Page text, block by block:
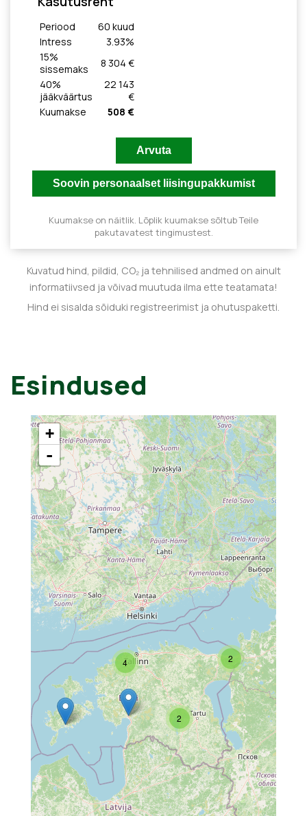
Periood 60 kuud
Intress
3.93%
15%
sissemaks
8 304 €
40%
jääkväärtus
22 143
€
Kuumakse
508 €
Kuumakse on näitlik. Lõplik kuumakse sõltub Teile
pakutavatest tingimustest.
Kuvatud hind, pildid, CO₂ ja tehnilised andmed on ainult
informatiivsed ja võivad muutuda ilma ette teatamata!
Hind ei sisalda sõiduki registreerimist ja ohutuspaketti.
Esindused
2
2
4
+
-